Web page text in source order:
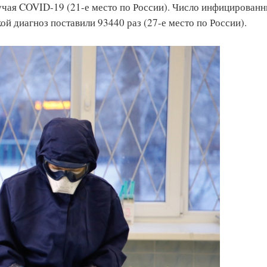
COVID-19 (21-е место по России). Число
диагноз поставили 93440 раз (27-е место по России).